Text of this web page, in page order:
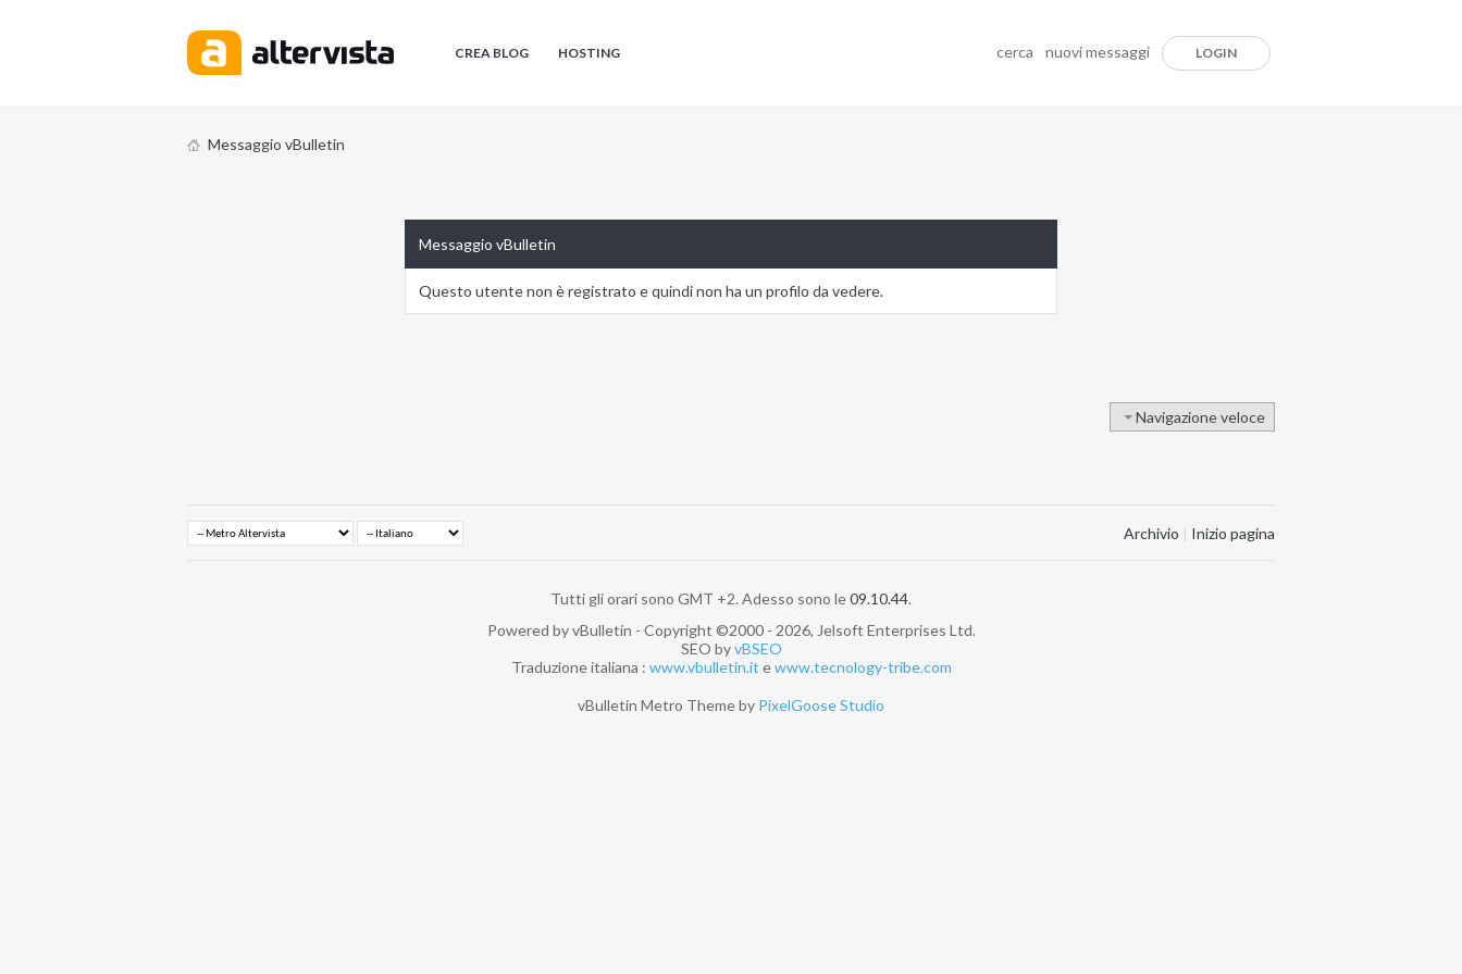
CREA BLOG HOSTING cerca nuovi messaggi LOGIN
Messaggio vBulletin
Messaggio vBulletin
Questo utente non è registrato e quindi non ha un profilo da vedere.
Navigazione veloce
Archivio | Inizio pagina
Tutti gli orari sono GMT +2. Adesso sono le09.10.44.
Powered by vBulletin - Copyright ©2000 - 2026, Jelsoft Enterprises Ltd.
SEO byvBSEO
Traduzione italiana : www.vbulletin.it ewww.tecnology-tribe.com
vBulletin Metro Theme by PixelGoose Studio